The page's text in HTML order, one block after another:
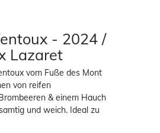
- 2024 /
Lazaret
vom Fuße des Mont
von reifen
& einem Hauch
und weich. Ideal zu